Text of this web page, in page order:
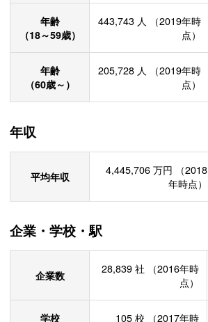
年齢
（18～59歳）
443,743 人
（2019年時
点）
年齢
（60歳～）
205,728 人
（2019年時
点）
年収
平均年収 4,445,706 万円
（2018
年時点）
企業・学校・駅
企業数 28,839 社
（2016年時
点）
学校
105 校
（2017年時